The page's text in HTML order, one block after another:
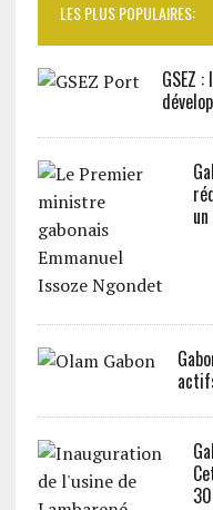
LES PLUS POPULAIRES:
GSEZ